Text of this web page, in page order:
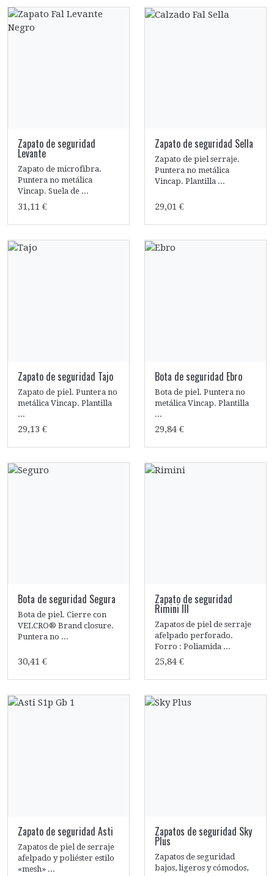
Zapato de seguridad
Levante
Zapato de microfibra.
Puntera no metálica
Vincap. Suela de ...
31,11 €
Zapato de seguridad Sella
Zapato de piel serraje.
Puntera no metálica
Vincap. Plantilla ...
29,01 €
Zapato de seguridad Tajo
Zapato de piel. Puntera no
metálica Vincap. Plantilla
...
29,13 €
Bota de seguridad Ebro
Bota de piel. Puntera no
metálica Vincap. Plantilla
...
29,84 €
Bota de seguridad Segura
Bota de piel. Cierre con
VELCRO® Brand closure.
Puntera no ...
30,41 €
Zapato de seguridad
Rimini III
Zapatos de piel de serraje
afelpado perforado.
Forro : Poliamida ...
25,84 €
Zapato de seguridad Asti
Zapatos de piel de serraje
afelpado y poliéster estilo
«mesh» ...
Zapatos de seguridad Sky
Plus
Zapatos de seguridad
bajos, ligeros y cómodos,